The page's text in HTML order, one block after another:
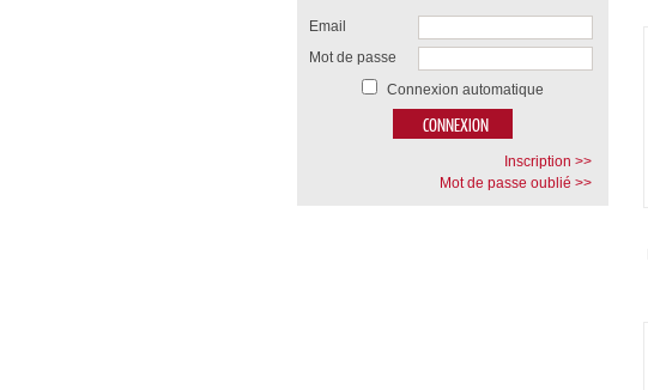
Email
Mot de passe
Connexion automatique
Inscription >>
Mot de passe oublié >>